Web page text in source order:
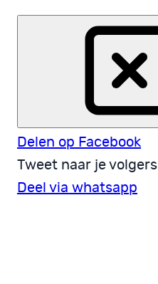
Delen op Facebook
Tweet naar je volgers
Deel via whatsapp